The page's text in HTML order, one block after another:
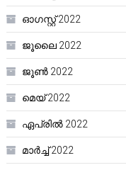
ഓഗസ്റ്റ്‌ 2022
ജൂലൈ 2022
ജൂൺ 2022
മെയ്‌ 2022
ഏപ്രിൽ 2022
മാർച്ച്‌ 2022